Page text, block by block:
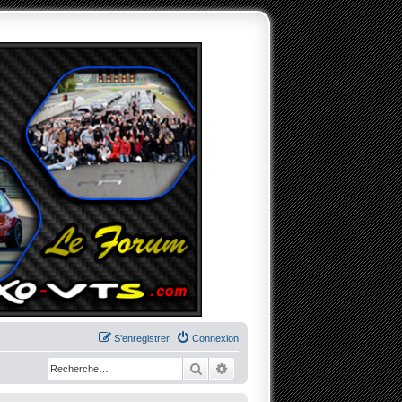
Connexion
S’enregistrer
RechercherRecherche avancée